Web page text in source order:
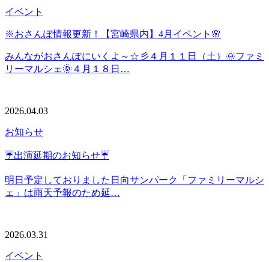
イベント
※おさんぽ情報更新！【宮崎県内】4月イベント🌸
みんながおさんぽにいくよ～☆彡４月１１日（土）🌞ファミ
リーマルシェ🌞４月１８日…
2026.04.03
お知らせ
☔出演延期のお知らせ☔
明日予定しておりました日向サンパーク「ファミリーマルシ
ェ」は雨天予報のため延…
2026.03.31
イベント